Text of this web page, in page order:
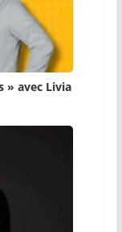
» avec Livia